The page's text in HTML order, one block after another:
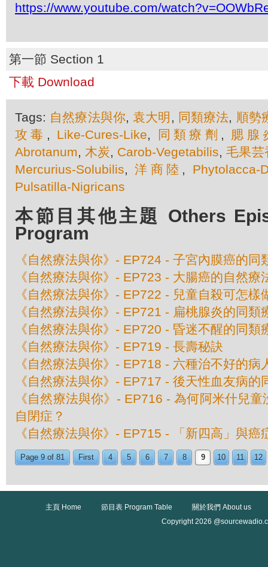
https://www.youtube.com/
第一節 Section 1
下載 Download
Tags: 自然療法與你,袁大明 , 同類療法, 順勢
攻毒 , Like-Cures-Like, 同類療劑 , 腮腺
Abrotanum, 木炭, Carob-Vegetabilis,毛果芸
Mercurius-Solubilis,洋商陸 , Phytolacca-
Pulsatilla-Nigricans
本節目其他主題 Others
Program
《自然療法與你》- EP724 - 子宮內膜癌的同
《自然療法與你》- EP723 - 大腸癌的自然療
《自然療法與你》- EP722 - 兒童自殺可怎樣
《自然療法與你》- EP721 - 扁桃腺炎的同類
《自然療法與你》- EP720 - 昏迷不醒的同類
《自然療法與你》- EP719 - 長壽秘訣
《自然療法與你》- EP718 - 六種治不好的病
《自然療法與你》- EP717 - 後天性血友病的
《自然療法與你》- EP716 - 為何阿米什兒
自閉症？
《自然療法與你》- EP715 - 「新四高」與癌
Page 9 of 81 First 4 5 6 7 8 9 10 11 12
主頁 Home 節目表 Program Table
關於我們 About us
Copyright 2026